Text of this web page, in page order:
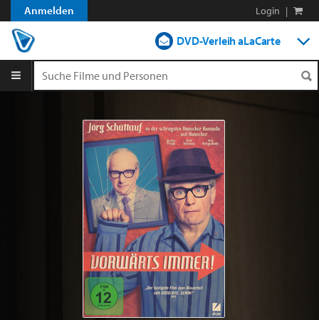
Anmelden Login |
DVD-Verleih aLaCarte
Streamen
Shop
Blog